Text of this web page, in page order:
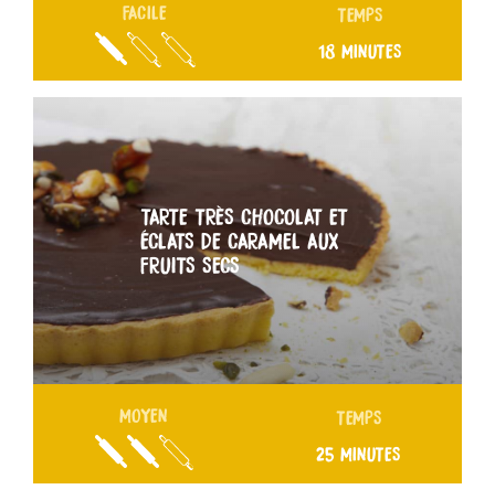
FACILE TEMPS
18 MINUTES
TARTE TRÈS CHOCOLAT ET
ÉCLATS DE CARAMEL AUX
FRUITS SECS
MOYEN TEMPS
25 MINUTES